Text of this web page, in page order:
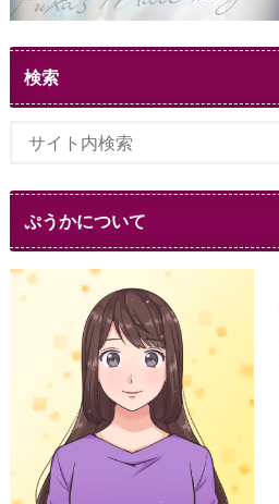
検索
ぷうかについて